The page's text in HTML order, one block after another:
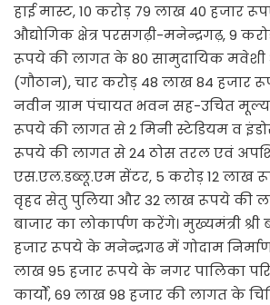
हाई मास्ट, 10 करोड़ 79 लाख 40 हजार
औद्योगिक क्षेत्र परसगढ़ी-मनेन्द्रगढ़, 9
रूपये की लागत के 80 सामुदायिक मवेशी
(गौठान), चार करोड़ 48 लाख 84 हजार
नवीन ग्राम पंचायत भवन सह-उचित
रूपये की लागत से 2 मिनी स्टेडियम व
रूपये की लागत से 24 ठोस तरल एवं
एस.एल.डब्लू.एम सेंटर, 5 करोड़ 12 लाख
वृहद सेतु पुलिया और 32 लाख रूपये की
बाजार का लोकार्पण करेंगे। मुख्यमंत्री
हजार रूपये के मनेन्द्रगढ में गोदाम
लाख 95 हजार रूपये के नगर पालिका
कार्यों, 69 लाख 98 हजार की लागत के